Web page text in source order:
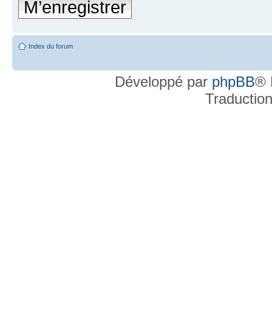
M’enregistrer
Index du forum
Développé par phpBB®